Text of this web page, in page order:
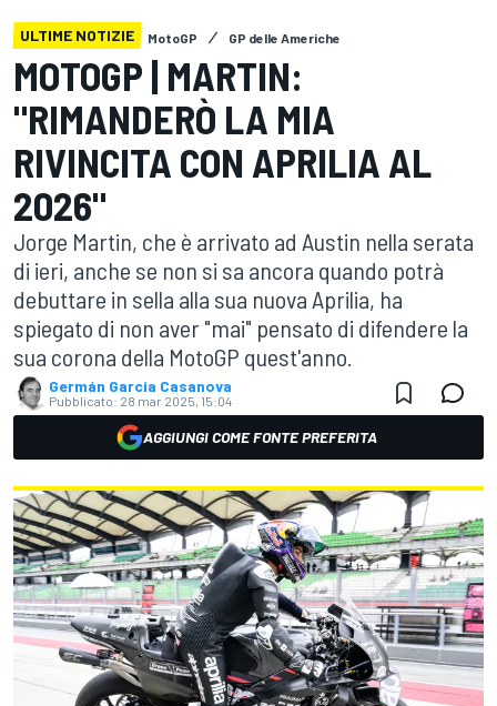
ULTIME NOTIZIE MotoGP GP delle Americhe
MOTOGP | MARTIN:
"RIMANDERÒ LA MIA
RIVINCITA CON APRILIA AL
2026"
Jorge Martin, che è arrivato ad Austin nella serata
di ieri, anche se non si sa ancora quando potrà
debuttare in sella alla sua nuova Aprilia, ha
spiegato di non aver "mai" pensato di difendere la
sua corona della MotoGP quest'anno.
Germán Garcia Casanova
Pubblicato: 28 mar 2025, 15:04
AGGIUNGI COME FONTE PREFERITA